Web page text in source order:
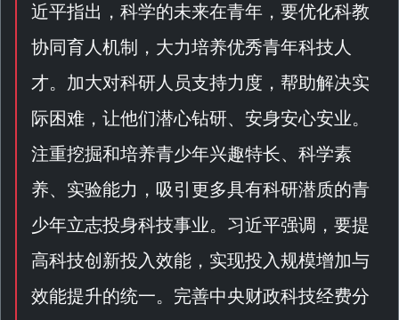
近平指出，科学的未来在青年，要优化科教
协同育人机制，大力培养优秀青年科技人
才。加大对科研人员支持力度，帮助解决实
际困难，让他们潜心钻研、安身安心安业。
注重挖掘和培养青少年兴趣特长、科学素
养、实验能力，吸引更多具有科研潜质的青
少年立志投身科技事业。习近平强调，要提
高科技创新投入效能，实现投入规模增加与
效能提升的统一。完善中央财政科技经费分